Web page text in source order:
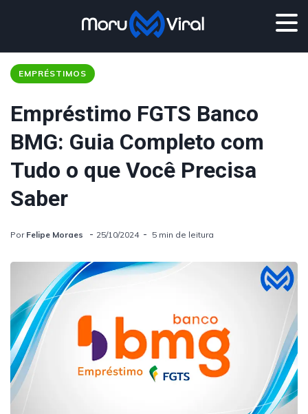
EMPRÉSTIMOS
Empréstimo FGTS Banco
BMG: Guia Completo com
Tudo o que Você Precisa
Saber
Por Felipe Moraes 25/10/2024 5 min de leitura